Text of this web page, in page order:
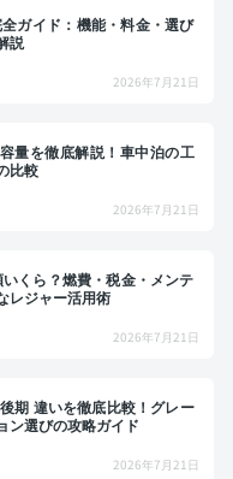
ガイド：機能・料金・選び
説
2026年7月21日
量を徹底解説！車中泊の工
比較
2026年7月21日
くら？燃費・税金・メンテ
レジャー活用術
2026年7月21日
期 違いを徹底比較！グレー
ン選びの攻略ガイド
2026年7月21日